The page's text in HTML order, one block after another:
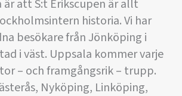
att S:t Erikscupen är allt
historia. Vi har
besökare från Jönköping i
i väst. Uppsala kommer varje
– och framgångsrik – trupp.
Nyköping, Linköping,